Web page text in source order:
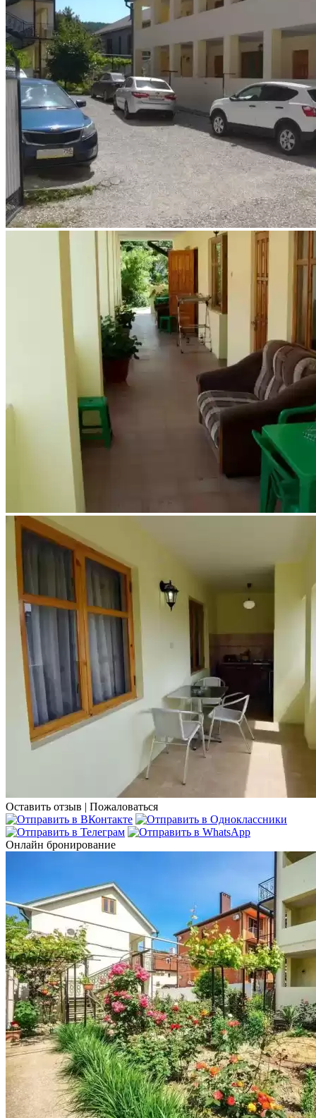
Оставить отзыв | Пожаловаться
Онлайн бронирование